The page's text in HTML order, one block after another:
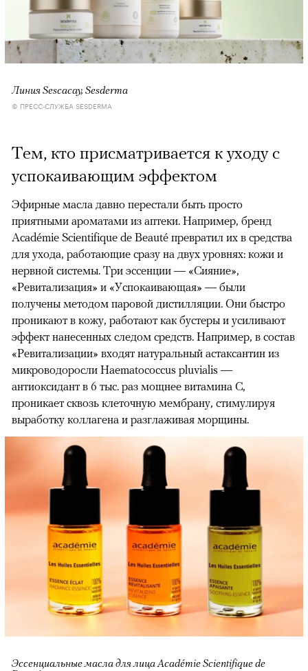
Линия Sescacay, Sesderma
© ПРЕСС-СЛУЖБА SESDERMA
Тем, кто присматривается к уходу с
успокаивающим эффектом
Эфирные масла давно перестали быть просто
приятными ароматами из аптеки. Например, бренд
Académie Scientifique de Beauté превратил их в средства
для ухода, работающие сразу на двух уровнях: кожи и
нервной системы. Три эссенции — «Сияние»,
«Ревитализация» и «Успокаивающая» — были
получены методом паровой дистилляции. Они быстро
проникают в кожу, работают как бустеры и усиливают
эффект нанесенных следом средств. Например, в состав
«Ревитализации» входят натуральный астаксантин из
микроводоросли Haematococcus pluvialis —
антиоксидант в 6 тыс. раз мощнее витамина С,
проникает сквозь клеточную мембрану, стимулируя
выработку коллагена и разглаживая морщины.
Эссенциальные масла для лица Académie Scientifique de